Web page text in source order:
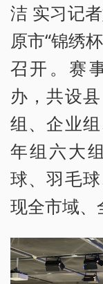
洁 实习记
原市“锦绣
召开。赛
办，共设
组、企业
年组六大
球、羽毛
现全市域、